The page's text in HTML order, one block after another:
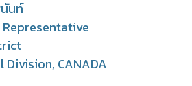
นท์
Division, CANADA